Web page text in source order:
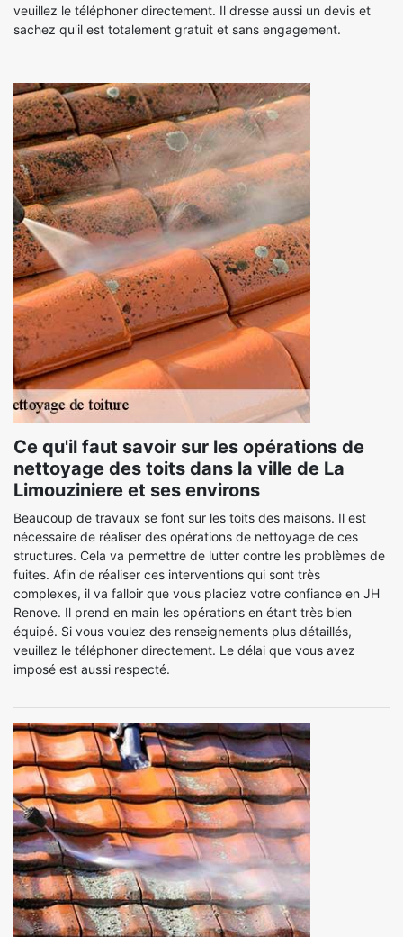
veuillez le téléphoner directement. Il dresse aussi un devis et
sachez qu'il est totalement gratuit et sans engagement.
Ce qu'il faut savoir sur les opérations de
nettoyage des toits dans la ville de La
Limouziniere et ses environs
Beaucoup de travaux se font sur les toits des maisons. Il est
nécessaire de réaliser des opérations de nettoyage de ces
structures. Cela va permettre de lutter contre les problèmes de
fuites. Afin de réaliser ces interventions qui sont très
complexes, il va falloir que vous placiez votre confiance en JH
Renove. Il prend en main les opérations en étant très bien
équipé. Si vous voulez des renseignements plus détaillés,
veuillez le téléphoner directement. Le délai que vous avez
imposé est aussi respecté.